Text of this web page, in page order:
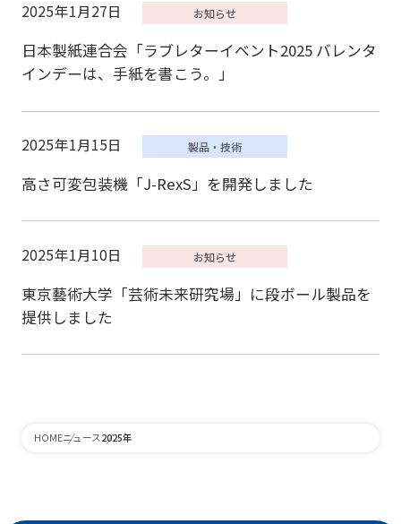
2025年1月27日
日本製紙連合会「ラブレターイベント2025 バレンタ
インデーは、手紙を書こう。」
2025年1月15日
高さ可変包装機「J-RexS」を開発しました
2025年1月10日
東京藝術大学「芸術未来研究場」に段ボール製品を
提供しました
HOMEニュース2025年